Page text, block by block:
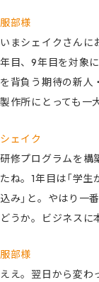
服部様
いまシェイクさんに
年目、9年目を対象
を背負う期待の新人
製作所にとっても一
シェイク
研修プログラムを構
たね。1年目は「学生
込み」と。やはり一
どうか。ビジネスに
服部様
ええ。翌日から変わ